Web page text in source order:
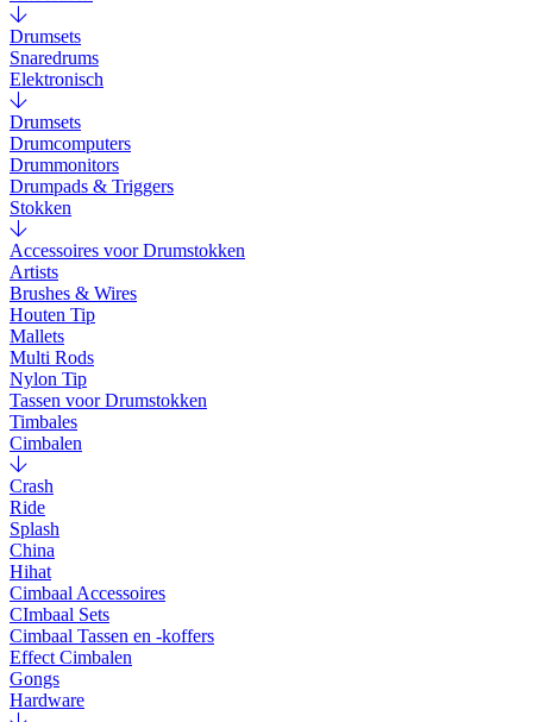
Drumsets
Snaredrums
Elektronisch
Drumsets
Drumcomputers
Drummonitors
Drumpads & Triggers
Stokken
Accessoires voor Drumstokken
Artists
Brushes & Wires
Houten Tip
Mallets
Multi Rods
Nylon Tip
Tassen voor Drumstokken
Timbales
Cimbalen
Crash
Ride
Splash
China
Hihat
Cimbaal Accessoires
CImbaal Sets
Cimbaal Tassen en -koffers
Effect Cimbalen
Gongs
Hardware